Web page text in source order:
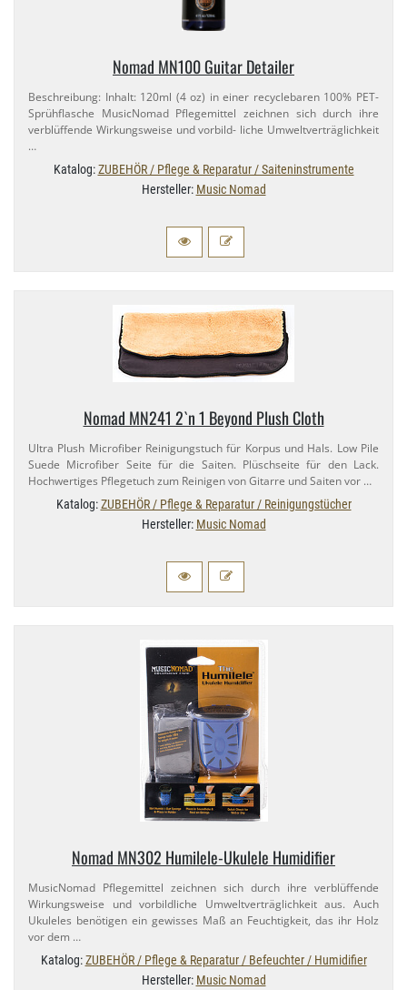
Nomad MN100 Guitar Detailer
Beschreibung: Inhalt: 120ml (4 oz) in einer recyclebaren 100% PET-​
Sprühflasche MusicNomad Pflegemittel zeichnen sich durch ihre
verblüffende Wirkungsweise und vorbild- liche Umweltverträglichkeit
…
Katalog:ZUBEHÖR / Pflege & Reparatur / Saiteninstrumente
Hersteller: Music Nomad
Nomad MN241 2`n 1 Beyond Plush Cloth
Ultra Plush Microfiber Reinigungstuch für Korpus und Hals. Low Pile
Suede Microfiber Seite für die Saiten. Plüschseite für den Lack.
Hochwertiges Pflegetuch zum Reinigen von Gitarre und Saiten vor …
Katalog:ZUBEHÖR / Pflege & Reparatur / Reinigungstücher
Hersteller: Music Nomad
Nomad MN302 Humilele-​Ukulele Humidifier
MusicNomad Pflegemittel zeichnen sich durch ihre verblüffende
Wirkungsweise und vorbildliche Umweltverträglichkeit aus. Auch
Ukuleles benötigen ein gewisses Maß an Feuchtigkeit, das ihr Holz
vor dem …
Katalog:ZUBEHÖR / Pflege & Reparatur / Befeuchter / Humidifier
Hersteller: Music Nomad